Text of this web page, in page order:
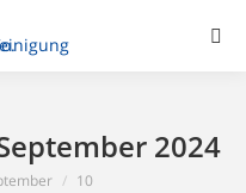
2024
10